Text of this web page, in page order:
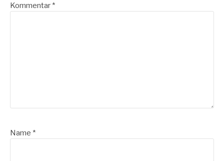
Kommentar *
Name *